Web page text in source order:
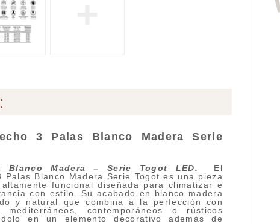
3 Palas Blanco MaderaSerie
Blanco Madera – Serie Togot LED.
El
Palas Blanco Madera Serie Togot es una pieza
funcional diseñada para climatizar e
con estilo. Su acabado en blanco madera
y natural que combina a la perfección con
mediterráneos, contemporáneos o rústicos
en un elemento decorativo además de